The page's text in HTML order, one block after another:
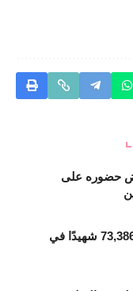
حضوره على
الصحة الفلسطينية: 73,386 شهيدًا في